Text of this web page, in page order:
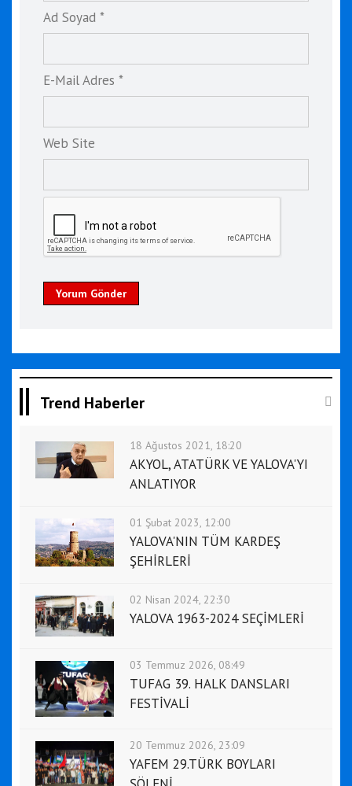
Ad Soyad *
E-Mail Adres *
Web Site
Yorum Gönder
Trend Haberler
18 Ağustos 2021, 18:20
AKYOL, ATATÜRK VE YALOVA'YI
ANLATIYOR
01 Şubat 2023, 12:00
YALOVA'NIN TÜM KARDEŞ
ŞEHİRLERİ
02 Nisan 2024, 22:30
YALOVA 1963-2024 SEÇİMLERİ
03 Temmuz 2026, 08:49
TUFAG 39. HALK DANSLARI
FESTİVALİ
20 Temmuz 2026, 23:09
YAFEM 29.TÜRK BOYLARI